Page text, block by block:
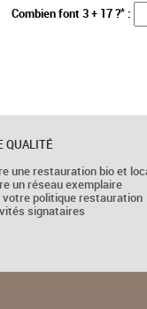
Combien font 3 + 17 ?* :
QUALITÉ
une restauration bio et
un réseau exemplaire
votre politique restauration
signataires